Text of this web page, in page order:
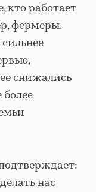
кто работает
фермеры.
снижались
нас